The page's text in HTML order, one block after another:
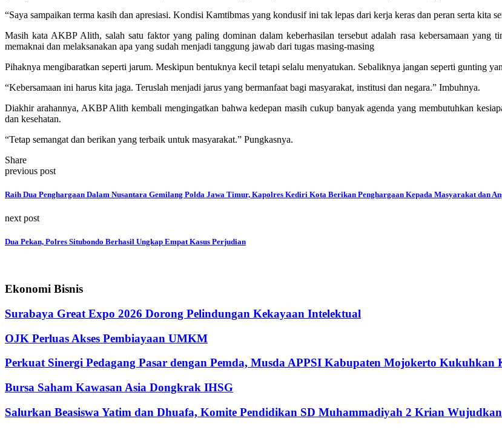
“Saya sampaikan terma kasih dan apresiasi. Kondisi Kamtibmas yang kondusif ini tak lepas dari kerja keras dan peran serta kita
Masih kata AKBP Alith, salah satu faktor yang paling dominan dalam keberhasilan tersebut adalah rasa kebersamaan yang
memaknai dan melaksanakan apa yang sudah menjadi tanggung jawab dari tugas masing-masing
Pihaknya mengibaratkan seperti jarum. Meskipun bentuknya kecil tetapi selalu menyatukan. Sebaliknya jangan seperti gunting
“Kebersamaan ini harus kita jaga. Teruslah menjadi jarus yang bermanfaat bagi masyarakat, institusi dan negara.” Imbuhnya.
Diakhir arahannya, AKBP Alith kembali mengingatkan bahwa kedepan masih cukup banyak agenda yang membutuhkan
dan kesehatan.
“Tetap semangat dan berikan yang terbaik untuk masyarakat.” Pungkasnya.
Share
previous post
Raih Dua Penghargaan Dalam Nusantara Gemilang Polda Jawa Timur, Kapolres Kediri Kota Berikan Penghargaan Kepada Masyarakat dan
next post
Dua Pekan, Polres Situbondo Berhasil Ungkap Empat Kasus Perjudian
Ekonomi Bisnis
Surabaya Great Expo 2026 Dorong Pelindungan Kekayaan Intelektual
OJK Perluas Akses Pembiayaan UMKM
Perkuat Sinergi Pedagang Pasar dengan Pemda, Musda APPSI Kabupaten Mojokerto Kukuhkan
Bursa Saham Kawasan Asia Dongkrak IHSG
Salurkan Beasiswa Yatim dan Dhuafa, Komite Pendidikan SD Muhammadiyah 2 Krian